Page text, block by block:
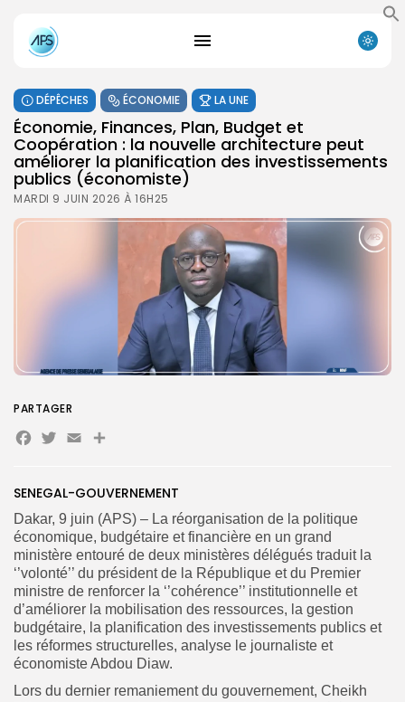
Search
for:
Search
Button
FR
DÉPÊCHES ÉCONOMIE LA UNE
Économie, Finances, Plan, Budget et
Coopération : la nouvelle architecture peut
améliorer la planification des investissements
publics (économiste)
MARDI 9 JUIN 2026 À 16H25
SENEGAL-GOUVERNEMENT
Dakar, 9 juin (APS) – La réorganisation de la politique
économique, budgétaire et financière en un grand
ministère entouré de deux ministères délégués traduit la
‘’volonté’’ du président de la République et du Premier
ministre de renforcer la ‘’cohérence’’ institutionnelle et
d’améliorer la mobilisation des ressources, la gestion
budgétaire, la planification des investissements publics et
les réformes structurelles, analyse le journaliste et
économiste Abdou Diaw.
Lors du dernier remaniement du gouvernement, Cheikh
PARTAGER
Facebook
Twitter
EmailPartager